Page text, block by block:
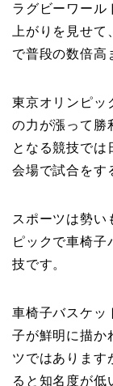
ラグビーワール
上がりを見せ
で普段の数倍高
東京オリンピッ
の力が漲って勝
となる競技では
会場で試合をす
スポーツは勢い
ピックで車椅子
技です。
車椅子バスケッ
子が鮮明に描か
ツではあります
ると知名度が低